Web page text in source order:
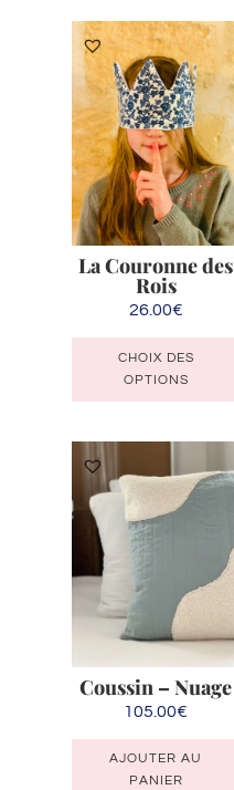
La Couronne des
Rois
26.00€
CHOIX DES
OPTIONS
Coussin – Nuage
105.00€
AJOUTER AU
PANIER